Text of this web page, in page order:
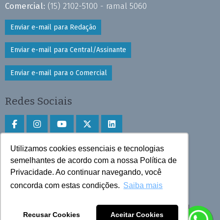
Utilizamos cookies essenciais e tecnologias
semelhantes de acordo com a nossa Política de
Privacidade. Ao continuar navegando, você
concorda com estas condições. Saiba mais
Recusar Cookies Aceitar Cookies
Comercial: (15) 2102-5100 - ramal 5060
Enviar e-mail para Redação
Enviar e-mail para Central/Assinante
Enviar e-mail para o Comercial
Redes Sociais
Faça download do aplicativo
Play Store e App Store
Todos os direitos reservados © 2025 Cruzeiro do Sul